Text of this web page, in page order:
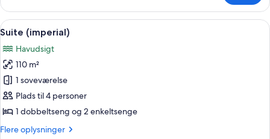
Sea
View
Indlæs
alle
billeder
af
Suite
(imperial)
En rummelig opholdsstue med
7
Suite (imperial)
Havudsigt
110 m²
1 soveværelse
Plads til 4 personer
1 dobbeltseng og 2 enkeltsenge
Flere oplysninger
Flere